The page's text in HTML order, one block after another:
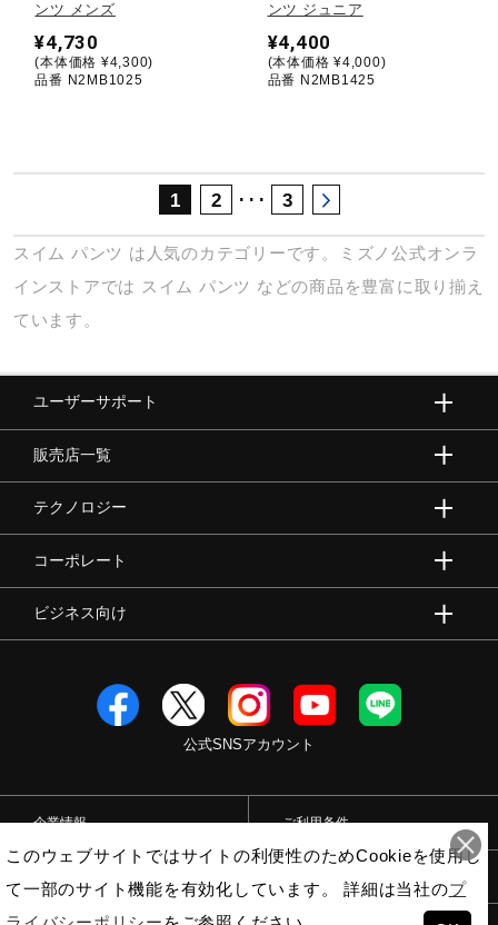
直営店一覧
ンツ メンズ
¥4,730
(本体価格 ¥4,300)
品番 N2MB1025
ンツ ジュニア
¥4,400
(本体価格 ¥4,000)
品番 N2MB1425
1 2 ･･･ 3
スイム パンツ は人気のカテゴリーです。ミズノ公式オンラ
インストアでは スイム パンツ などの商品を豊富に取り揃え
ています。
ユーザーサポート
販売店一覧
テクノロジー
コーポレート
ビジネス向け
公式SNSアカウント
企業情報 ご利用条件
このウェブサイトではサイトの利便性のためCookieを使用し
て一部のサイト機能を有効化しています。 詳細は当社のプ